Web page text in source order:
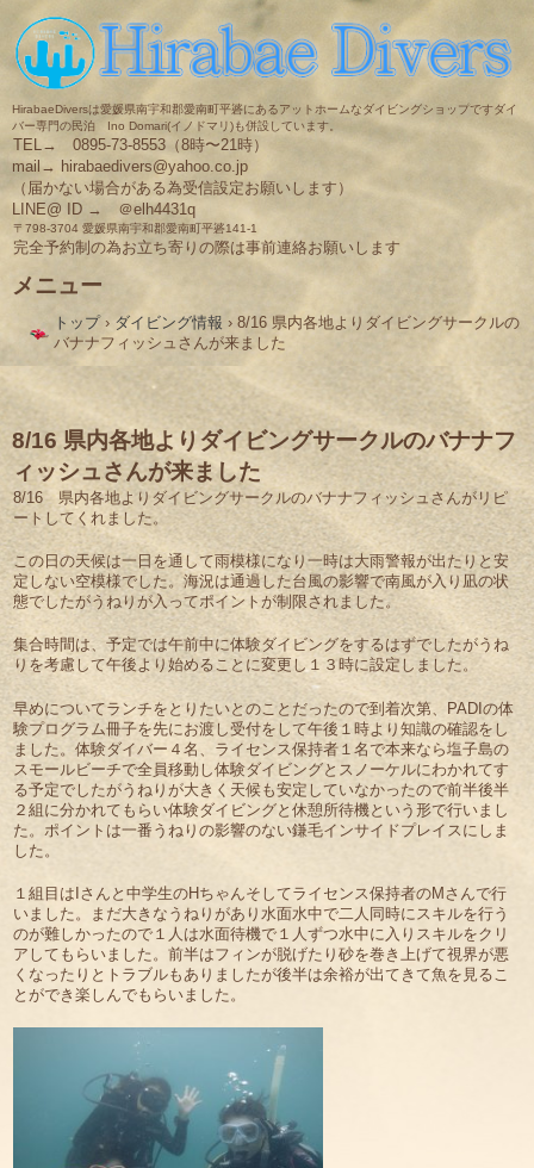
HirabaeDiversは愛媛県南宇和郡愛南町平碆にあるアットホームなダイビングショップですダイ
バー専門の民泊 Ino Domari(イノドマリ)も併設しています。
TEL→ 0895-73-8553（8時〜21時）
mail→ hirabaedivers@yahoo.co.jp
（届かない場合がある為受信設定お願いします）
LINE@ ID → ＠elh4431q
〒798-3704 愛媛県南宇和郡愛南町平碆141-1
完全予約制の為お立ち寄りの際は事前連絡お願いします
メニュー
ン
ス
キ
ッ
プ
トップ › ダイビング情報 › 8/16 県内各地よりダイビングサークルの
バナナフィッシュさんが来ました
8/16 県内各地よりダイビングサークルのバナナフ
ィッシュさんが来ました
8/16 県内各地よりダイビングサークルのバナナフィッシュさんがリピ
ートしてくれました。
この日の天候は一日を通して雨模様になり一時は大雨警報が出たりと安
定しない空模様でした。海況は通過した台風の影響で南風が入り凪の状
態でしたがうねりが入ってポイントが制限されました。
集合時間は、予定では午前中に体験ダイビングをするはずでしたがうね
りを考慮して午後より始めることに変更し１３時に設定しました。
早めについてランチをとりたいとのことだったので到着次第、PADIの体
験プログラム冊子を先にお渡し受付をして午後１時より知識の確認をし
ました。体験ダイバー４名、ライセンス保持者１名で本来なら塩子島の
スモールビーチで全員移動し体験ダイビングとスノーケルにわかれてす
る予定でしたがうねりが大きく天候も安定していなかったので前半後半
２組に分かれてもらい体験ダイビングと休憩所待機という形で行いまし
た。ポイントは一番うねりの影響のない鎌毛インサイドプレイスにしま
した。
１組目はIさんと中学生のHちゃんそしてライセンス保持者のMさんで行
いました。まだ大きなうねりがあり水面水中で二人同時にスキルを行う
のが難しかったので１人は水面待機で１人ずつ水中に入りスキルをクリ
アしてもらいました。前半はフィンが脱げたり砂を巻き上げて視界が悪
くなったりとトラブルもありましたが後半は余裕が出てきて魚を見るこ
とができ楽しんでもらいました。